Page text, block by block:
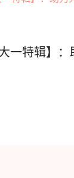
一特辑】